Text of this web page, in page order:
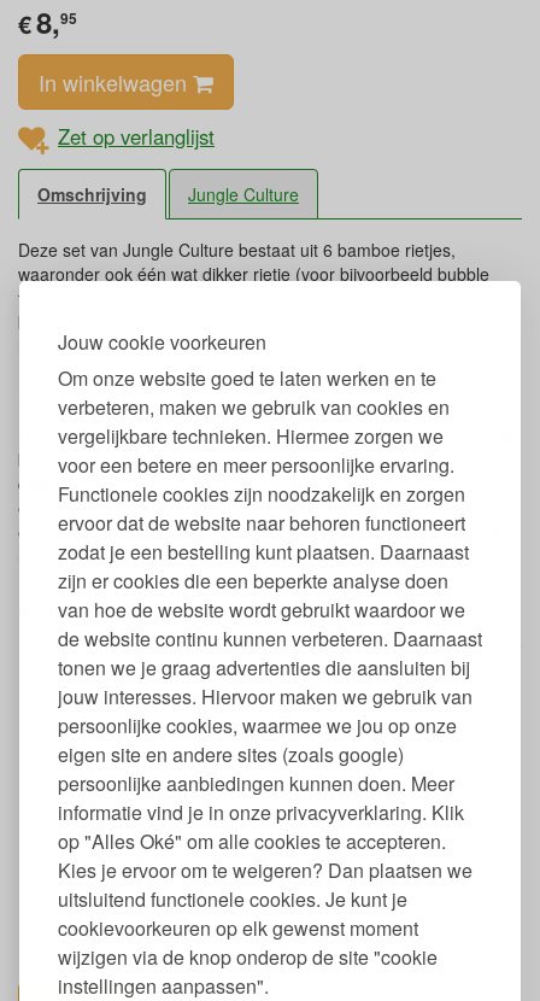
Jouw cookie voorkeuren
Om onze website goed te laten werken en te
verbeteren, maken we gebruik van cookies en
vergelijkbare technieken. Hiermee zorgen we
voor een betere en meer persoonlijke ervaring.
Functionele cookies zijn noodzakelijk en zorgen
ervoor dat de website naar behoren functioneert
zodat je een bestelling kunt plaatsen. Daarnaast
zijn er cookies die een beperkte analyse doen
van hoe de website wordt gebruikt waardoor we
de website continu kunnen verbeteren. Daarnaast
tonen we je graag advertenties die aansluiten bij
jouw interesses. Hiervoor maken we gebruik van
persoonlijke cookies, waarmee we jou op onze
eigen site en andere sites (zoals google)
persoonlijke aanbiedingen kunnen doen. Meer
informatie vind je in onze privacyverklaring. Klik
op "Alles Oké" om alle cookies te accepteren.
Kies je ervoor om te weigeren? Dan plaatsen we
uitsluitend functionele cookies. Je kunt je
cookievoorkeuren op elk gewenst moment
wijzigen via de knop onderop de site "cookie
instellingen aanpassen".
€8,95
In winkelwagen
Zet op verlanglijst
Omschrijving Jungle Culture
Deze set van Jungle Culture bestaat uit 6 bamboe rietjes,
waaronder ook één wat dikker rietje (voor bijvoorbeeld bubble
tea). Verder zit er nog een schoonmaakborsteltje voor de rietjes
bij, een wat groter opbergzakje en een gekleurd jute zakje om de
rietjes in mee te nemen. Handig voor onderweg.
Duurzame rietjes
De bamboe is op natuurlijke wijze geteeld en verwerkt door lokale
boeren in Vietnam. Er is alleen water en zon aan te pas gekomen,
daarom zijn de rietjes vrij van schadelijke stoffen. Ook zijn ze
een ecologisch alternatief voor plastic rietjes. Ze zijn herbruikbaar,
en kunnen dus lang mee gaan. De zakjes zijn handgemaakt van
natuurlijke jute, en op plantaardige wijze gekleurd.
Eigenschappen bamboe rietjes set
6 bamboe rietjes, 1 gekleurd jute zakje om de rietjes in mee
te nemen, schoonmaakborsteltje en een groter
opbergzakje
De rietjes zijn gemaakt van bamboe
Het bijbehorende gekleurde zakje en opbergzakje zijn
gemaakt van natuurlijke jute
Vrij van schadelijke stoffen
De jute is op plantaardige wijze gekleurd
Biologisch afbreekbaar
Herbruikbaar
Geschikt voor in de vaatwasser
Handgemaakt in Vietnam
De bamboe is duurzaam geteeld
Jute zakjes verkrijgbaar in diverse kleuren